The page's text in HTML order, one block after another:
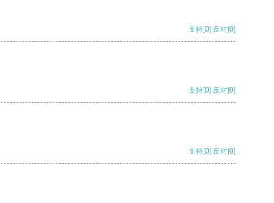
支持[0] 反对[0]
支持[0] 反对[0]
支持[0] 反对[0]